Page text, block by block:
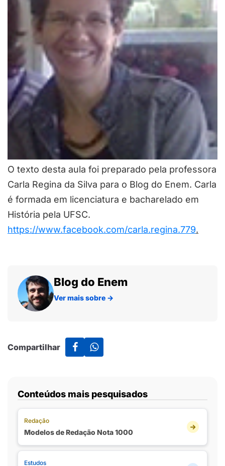
O texto desta aula foi preparado pela professora
Carla Regina da Silva para o Blog do Enem. Carla
é formada em licenciatura e bacharelado em
História pela UFSC.
https://www.facebook.com/carla.regina.779.
Blog do Enem
Ver mais sobre →
Compartilhar
Conteúdos mais pesquisados
Redação
Modelos de Redação Nota 1000
Estudos